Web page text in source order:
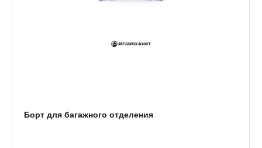
Борт для багажного отделения